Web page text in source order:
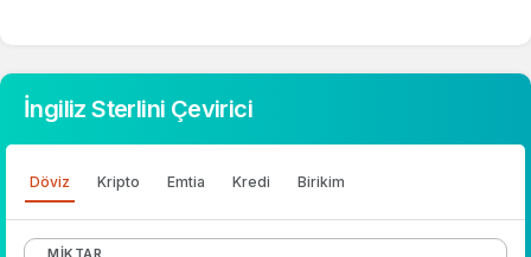
hacmi 0. Fiyatı son 24 saatte -0,220000
değişim göstermiştir..
İngiliz Sterlini hesaplama işlemleri için, sayfanın
üstünde yer alan çevirici aracını kullanarak
mevcut fiyatlar üzerinden hızlı ve kolay bir
İngiliz Sterlini Çevirici
Döviz Kripto Emtia Kredi Birikim
MIKTAR